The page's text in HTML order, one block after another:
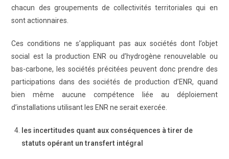
chacun des groupements de collectivités territoriales qui en
sont actionnaires.
Ces conditions ne s’appliquant pas aux sociétés dont l’objet
social est la production ENR ou d’hydrogène renouvelable ou
bas-carbone, les sociétés précitées peuvent donc prendre des
participations dans des sociétés de production d’ENR, quand
bien même aucune compétence liée au déploiement
d’installations utilisant les ENR ne serait exercée.
les incertitudes quant aux conséquences à tirer de
statuts opérant un transfert intégral